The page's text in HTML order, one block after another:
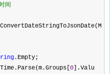
间
ConvertDateStringToJsonDate(M
.Empty;
0].Valu